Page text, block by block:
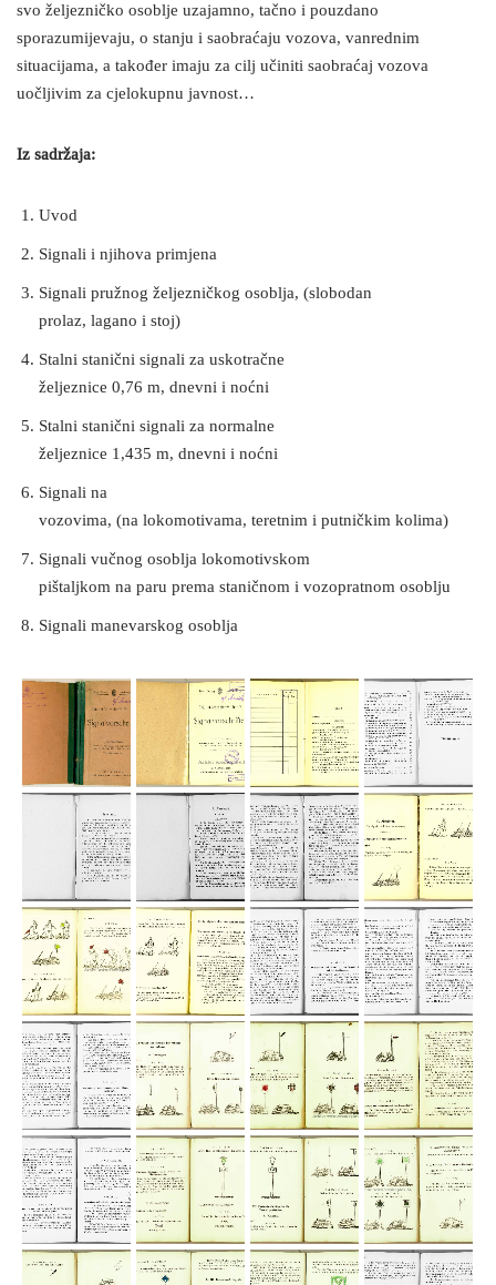
svo željezničko osoblje uzajamno, tačno i pouzdano
sporazumijevaju, o stanju i saobraćaju vozova, vanrednim
situacijama, a također imaju za cilj učiniti saobraćaj vozova
uočljivim za cjelokupnu javnost…
Iz sadržaja:
Uvod
Signali i njihova primjena
Signali pružnog željezničkog osoblja, (slobodan
prolaz, lagano i stoj)
Stalni stanični signali za uskotračne
željeznice 0,76 m, dnevni i noćni
Stalni stanični signali za normalne
željeznice 1,435 m, dnevni i noćni
Signali na
vozovima, (na lokomotivama, teretnim i putničkim kolima)
Signali vučnog osoblja lokomotivskom
pištaljkom na paru prema staničnom i vozopratnom osoblju
Signali manevarskog osoblja